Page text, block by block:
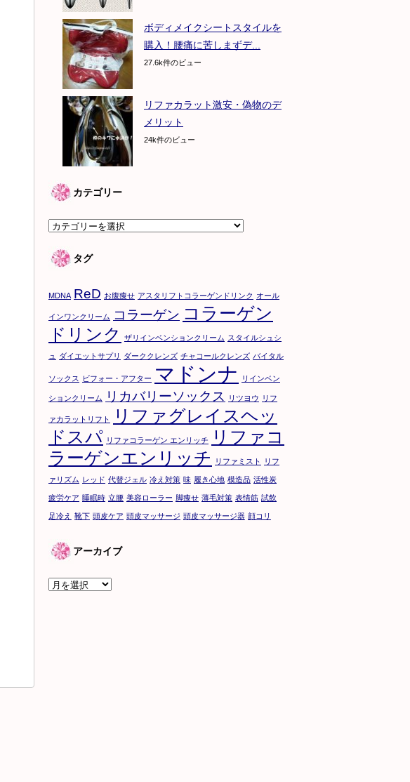
ボディメイクシートスタイルを
購入！腰痛に苦しまずデ...
27.6k件のビュー
リファカラット激安・偽物のデ
メリット
24k件のビュー
カテゴリー
カ
ゴ
ー
タグ
MDNA ReD お腹痩せ アスタリフトコラーゲンドリンク オール
インワンクリーム コラーゲン コラーゲン
ドリンク
ザリインベンションクリーム スタイルシュシ
ュ ダイエットサプリ ダーククレンズ チャコールクレンズ バイタル
ソックス ビフォー・アフター マドンナ リインベン
ションクリーム リカバリーソックス リツヨウ リフ
ァカラットリフト
リファグレイスヘッ
ドスパ リファコラーゲン エンリッチ
リファコ
ラーゲンエンリッチ
リファミスト リフ
ァリズム レッド 代替ジェル 冷え対策 味 履き心地 模造品 活性炭
疲労ケア 睡眠時 立腰 美容ローラー 脚痩せ 薄毛対策 表情筋 試飲
足冷え 靴下 頭皮ケア 頭皮マッサージ 頭皮マッサージ器 顔コリ
アーカイブ
ア